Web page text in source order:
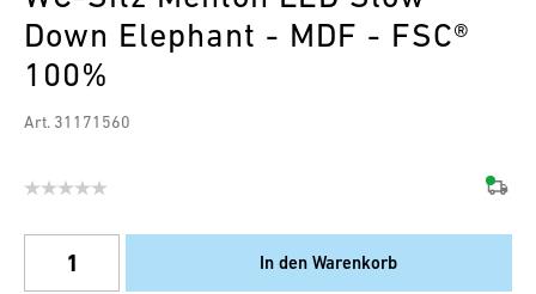
Down Elephant - MDF - FSC®
100%
Art. 31171560
In den Warenkorb